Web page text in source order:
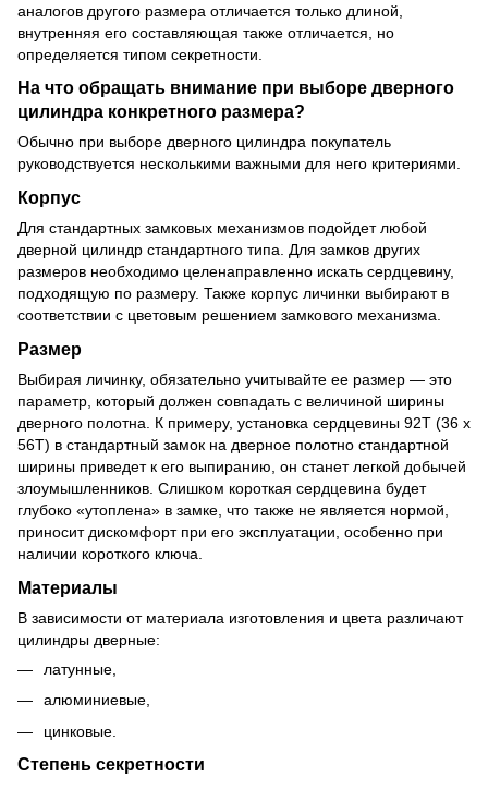
аналогов другого размера отличается только длиной,
внутренняя его составляющая также отличается, но
определяется типом секретности.
На что обращать внимание при выборе дверного
цилиндра конкретного размера?
Обычно при выборе дверного цилиндра покупатель
руководствуется несколькими важными для него критериями.
Корпус
Для стандартных замковых механизмов подойдет любой
дверной цилиндр стандартного типа. Для замков других
размеров необходимо целенаправленно искать сердцевину,
подходящую по размеру. Также корпус личинки выбирают в
соответствии с цветовым решением замкового механизма.
Размер
Выбирая личинку, обязательно учитывайте ее размер — это
параметр, который должен совпадать с величиной ширины
дверного полотна. К примеру, установка сердцевины 92Т (36 х
56Т) в стандартный замок на дверное полотно стандартной
ширины приведет к его выпиранию, он станет легкой добычей
злоумышленников. Слишком короткая сердцевина будет
глубоко «утоплена» в замке, что также не является нормой,
приносит дискомфорт при его эксплуатации, особенно при
наличии короткого ключа.
Материалы
В зависимости от материала изготовления и цвета различают
цилиндры дверные:
латунные,
алюминиевые,
цинковые.
Степень секретности